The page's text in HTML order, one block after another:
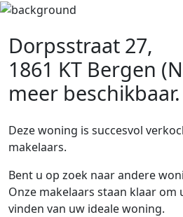
Dorpsstraat 27,
1861 KT Bergen
meer beschikbaar.
Deze woning is succesvol
makelaars.
Bent u op zoek naar andere
Onze makelaars staan klaar om
vinden van uw ideale woning.